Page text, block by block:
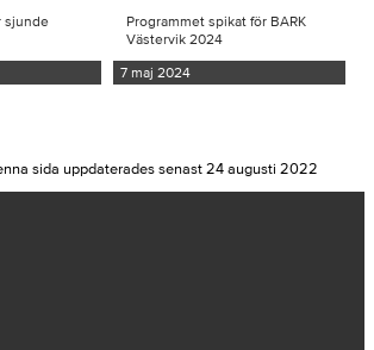
sjunde
Programmet spikat för BARK
Västervik 2024
7 maj 2024
sida uppdaterades senast 24 augusti 2022